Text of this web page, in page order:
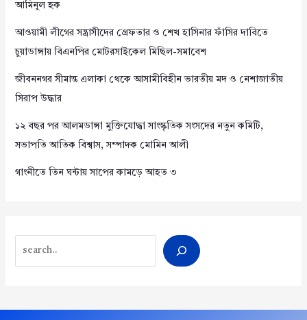
আমিনুল হক
আওয়ামী লীগের সন্ত্রাসীদের গ্রেফতার ও শেখ হাসিনার ফাঁসির দাবিতে
চুয়াডাঙ্গায় বিএনপির মোটরসাইকেল মিছিল-সমাবেশ
জীবননগর সীমান্ত এলাকা থেকে আসামীবিহীন ভারতীয় মদ ও নেশাজাতীয়
সিরাপ উদ্ধার
১২ বছর পর আলমডাঙ্গা মুক্তিযোদ্ধা সাংস্কৃতিক সংসদের নতুন কমিটি,
সভাপতি আতিক বিশ্বাস, সম্পাদক মোমিন আলী
গাংনীতে তিন ঘন্টায় সাপের কামড়ে আহত ৩